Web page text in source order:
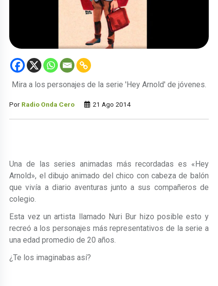
Mira a los personajes de la serie 'Hey Arnold' de jóvenes.
Por Radio Onda Cero 21 Ago 2014
Una de las series animadas más recordadas es «Hey
Arnold», el dibujo animado del chico con cabeza de balón
que vivía a diario aventuras junto a sus compañeros de
colegio.
Esta vez un artista llamado Nuri Bur hizo posible esto y
recreó a los personajes más representativos de la serie a
una edad promedio de 20 años.
¿Te los imaginabas así?